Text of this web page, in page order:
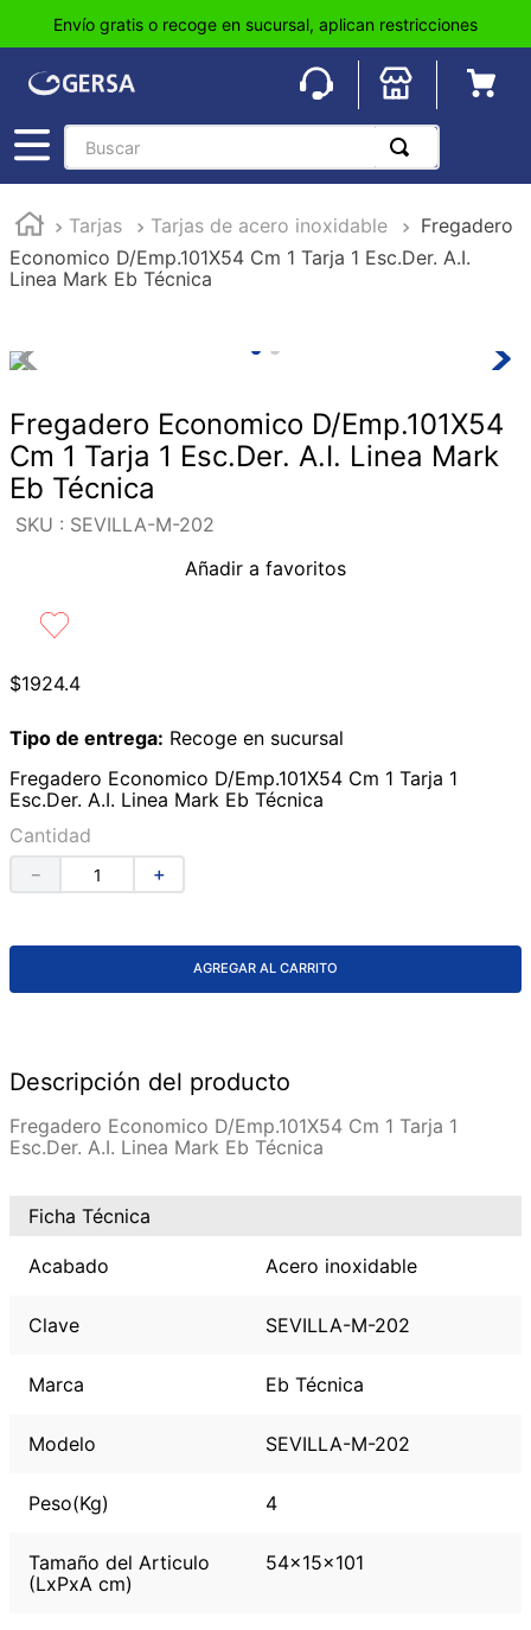
Envío gratis o recoge en sucursal, aplican restricciones
Buscar
Tarjas Tarjas de acero inoxidable
Fregadero
Economico D/Emp.101X54 Cm 1 Tarja 1 Esc.Der. A.I.
Linea Mark Eb Técnica
Fregadero Economico D/Emp.101X54
Cm 1 Tarja 1 Esc.Der. A.I. Linea Mark
Eb Técnica
: SEVILLA-M-202
Añadir a favoritos
$1924.4
Tipo de entrega: Recoge en sucursal
Fregadero Economico D/Emp.101X54 Cm 1 Tarja 1
Esc.Der. A.I. Linea Mark Eb Técnica
Cantidad
＋
－
AGREGAR AL CARRITO
Descripción del producto
Fregadero Economico D/Emp.101X54 Cm 1 Tarja 1
Esc.Der. A.I. Linea Mark Eb Técnica
Ficha Técnica
Acabado Acero inoxidable
Clave SEVILLA-M-202
Marca Eb Técnica
Modelo SEVILLA-M-202
Peso(Kg) 4
Tamaño del Articulo
(LxPxA cm)
54x15x101
1.
pisos
2.
loseta
6.
wc
7.
wpc
8.
tinaco